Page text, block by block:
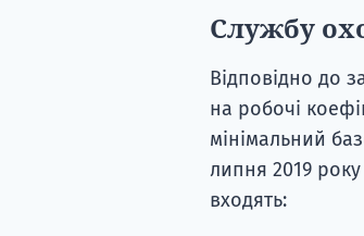
Службу
Відповідно до
на робочі
мінімальний
липня 2019
входять: